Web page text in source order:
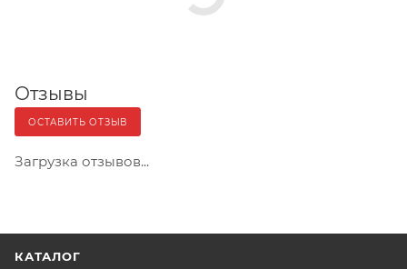
Отзывы
ОСТАВИТЬ ОТЗЫВ
Загрузка отзывов...
КАТАЛОГ